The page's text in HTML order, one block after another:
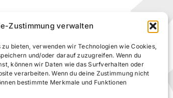
Zustimmung verwalten
bieten, verwenden wir Technologien wie Cookies,
und/oder darauf zuzugreifen. Wenn du
können wir Daten wie das Surfverhalten oder
verarbeiten. Wenn du deine Zustimmung nicht
bestimmte Merkmale und Funktionen